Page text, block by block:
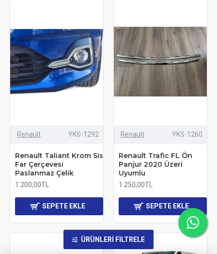
Renault YKS-1292
Renault Taliant Krom Sis
Far Çerçevesi
Paslanmaz Çelik
1.200,00TL
SEPETE EKLE
Renault YKS-1260
Renault Trafic FL Ön
Panjur 2020 Üzeri
Uyumlu
1.250,00TL
SEPETE EKLE
ÜRÜNLERI FILTRELE